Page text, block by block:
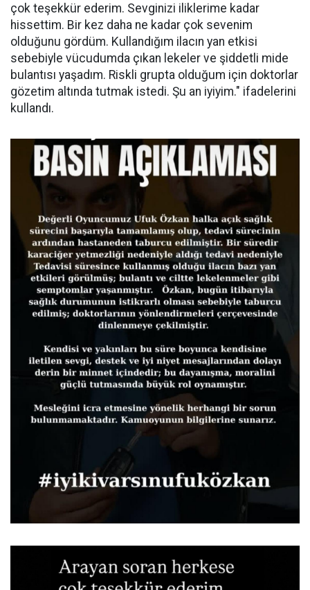
çok teşekkür ederim. Sevginizi iliklerime kadar
hissettim. Bir kez daha ne kadar çok sevenim
olduğunu gördüm. Kullandığım ilacın yan etkisi
sebebiyle vücudumda çıkan lekeler ve şiddetli mide
bulantısı yaşadım. Riskli grupta olduğum için doktorlar
gözetim altında tutmak istedi. Şu an iyiyim." ifadelerini
kullandı.